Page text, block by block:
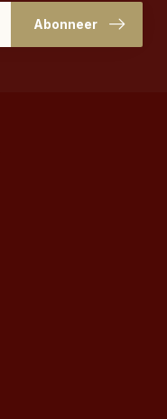
Abonneer